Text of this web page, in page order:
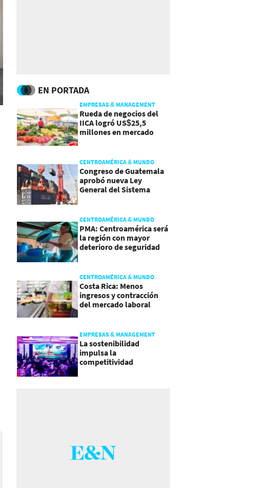
EN PORTADA
EMPRESAS & MANAGEMENT
Rueda de negocios del
IICA logró US$25,5
millones en mercado
CENTROAMÉRICA & MUNDO
Congreso de Guatemala
aprobó nueva Ley
General del Sistema
CENTROAMÉRICA & MUNDO
PMA: Centroamérica será
la región con mayor
deterioro de seguridad
CENTROAMÉRICA & MUNDO
Costa Rica: Menos
ingresos y contracción
del mercado laboral
EMPRESAS & MANAGEMENT
La sostenibilidad
impulsa la
competitividad